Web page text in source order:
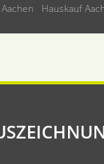
Hauskauf